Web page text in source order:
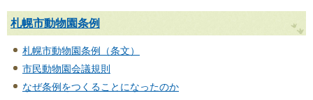
札幌市動物園条例
札幌市動物園条例（条文）
市民動物園会議規則
なぜ条例をつくることになったのか